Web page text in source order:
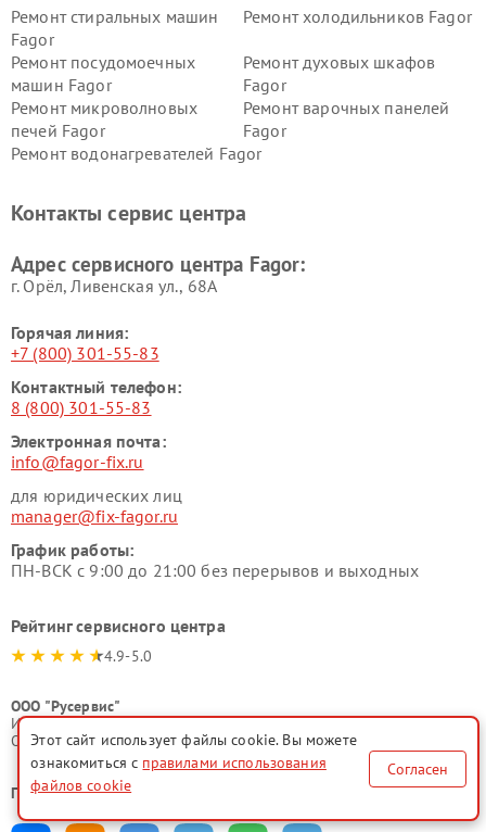
Ремонт стиральных машин
Fagor
Ремонт холодильников Fagor
Ремонт посудомоечных
машин Fagor
Ремонт духовых шкафов
Fagor
Ремонт микроволновых
печей Fagor
Ремонт варочных панелей
Fagor
Ремонт водонагревателей Fagor
Контакты сервис центра
Адрес сервисного центра Fagor:
г. Орёл, Ливенская ул., 68А
Горячая линия:
+7 (800) 301-55-83
Контактный телефон:
8 (800) 301-55-83
Электронная почта:
info@fagor-fix.ru
для юридических лиц
manager@fix-fagor.ru
График работы:
ПН-ВСК с 9:00 до 21:00 без перерывов и выходных
Рейтинг сервисного центра
4.9-5.0
ООО "Русервис"
ИНН 7702633247
ОГРН 1077746335776
Поделиться в соц. сетях:
Этот сайт использует файлы cookie. Вы можете
ознакомиться с правилами использования
файлов cookie
Согласен